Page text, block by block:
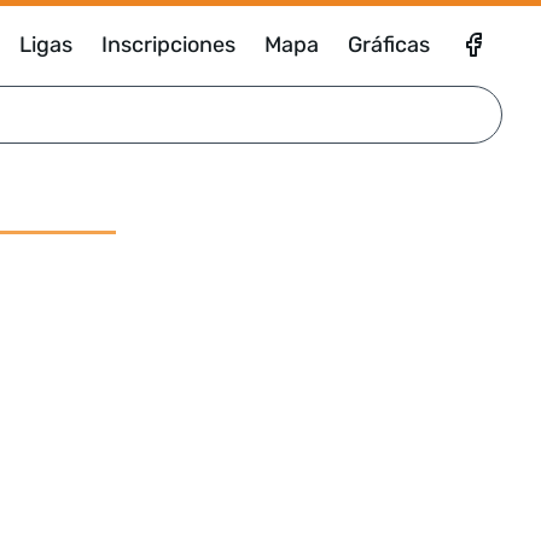
Ligas Inscripciones Mapa Gráficas